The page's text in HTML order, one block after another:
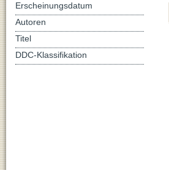
Erscheinungsdatum
Autoren
Titel
DDC-Klassifikation